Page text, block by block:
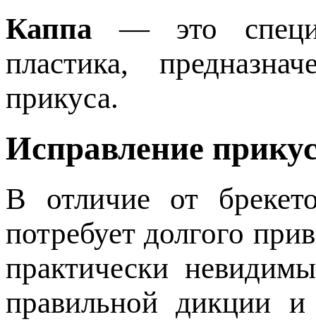
Каппа — это
пластика,
прикуса.
Исправление
В отличие от
потребует долгого
практически
правильной дикции